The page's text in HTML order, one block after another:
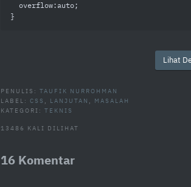
overflow:auto;
}
Lihat
PENULIS: TAUFIK NURROHMAN
LABEL: CSS , LANJUTAN , MASALAH
KATEGORI: TEKNIS
13486 KALI DILIHAT
16 Komentar